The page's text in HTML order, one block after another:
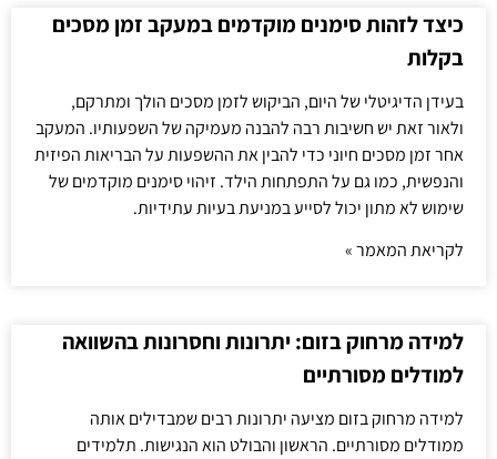
כיצד לזהות סימנים מוקדמים במעקב זמן מסכים
בקלות
בעידן הדיגיטלי של היום, הביקוש לזמן מסכים הולך ומתרקם,
ולאור זאת יש חשיבות רבה להבנה מעמיקה של השפעותיו. המעקב
אחר זמן מסכים חיוני כדי להבין את ההשפעות על הבריאות הפיזית
והנפשית, כמו גם על התפתחות הילד. זיהוי סימנים מוקדמים של
שימוש לא מתון יכול לסייע במניעת בעיות עתידיות.
לקריאת המאמר »
למידה מרחוק בזום: יתרונות וחסרונות בהשוואה
למודלים מסורתיים
למידה מרחוק בזום מציעה יתרונות רבים שמבדילים אותה
ממודלים מסורתיים. הראשון והבולט הוא הנגישות. תלמידים